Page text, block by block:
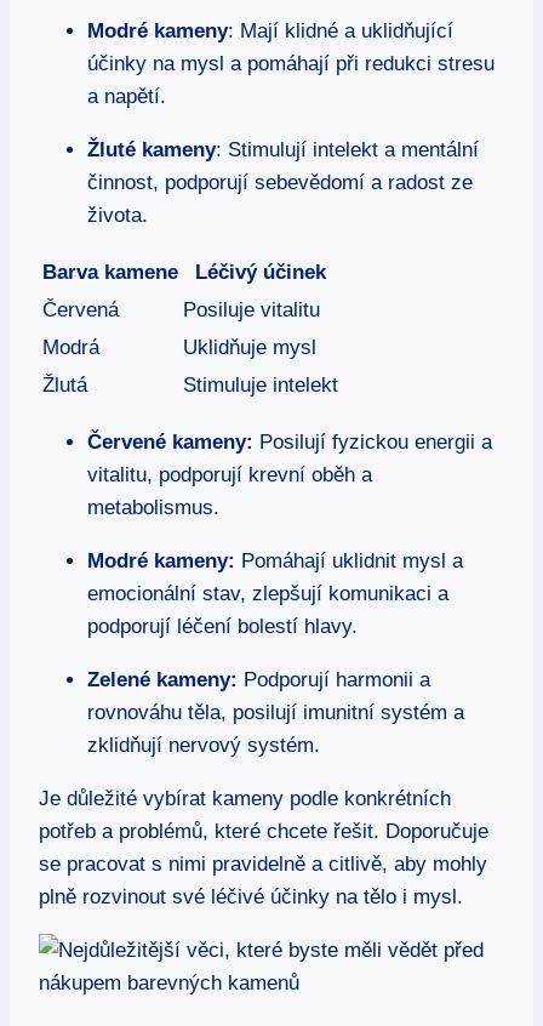
Modré kameny: Mají klidné a uklidňující
účinky na mysl a pomáhají při redukci stresu
a napětí.
Žluté kameny: Stimulují intelekt a mentální
činnost, podporují sebevědomí a radost ze
života.
Barva kamene
Léčivý účinek
Červená
Posiluje vitalitu
Modrá
Uklidňuje mysl
Žlutá
Stimuluje intelekt
Červené kameny: Posilují fyzickou energii a
vitalitu, podporují krevní oběh a
metabolismus.
Modré kameny: Pomáhají uklidnit mysl a
emocionální stav, zlepšují komunikaci a
podporují léčení bolestí hlavy.
Zelené kameny: Podporují harmonii a
rovnováhu těla, posilují imunitní systém a
zklidňují nervový systém.
Je důležité vybírat kameny podle konkrétních
potřeb a problémů, které chcete řešit. Doporučuje
se pracovat s nimi pravidelně a citlivě, aby mohly
plně rozvinout své léčivé účinky na tělo i mysl.